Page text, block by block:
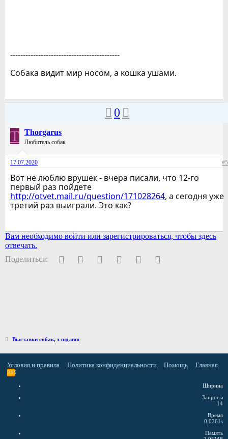
-------------------------------------------
Собака видит мир носом, а кошка ушами.
0
T Thorgarus
Любитель собак
17.07.2020 #5
Вот не люблю врушек - вчера писали, что 12-го
первый раз пойдете
http://otvet.mail.ru/question/171028264, а сегодня уже
третий раз выиграли. Это как?
Вам необходимо войти или зарегистрироваться, чтобы здесь
отвечать.
Поделиться:
FacebookTwitter PinterestWhatsAppЭлектронная почта
Выставки собак, хэндлинг
Условия и правила Политика конфиденциальности Помощь Главная
RSS
Ширина
Запросы
14
Время
0.0261s
Память